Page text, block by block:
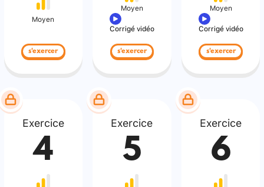
Moyen
s'exercer
Moyen
Corrigé vidéo
s'exercer
Moyen
Corrigé vidéo
s'exercer
Exercice
4
Exercice
5
Exercice
6